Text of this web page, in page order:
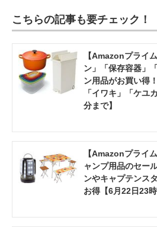
こちらの記事も要チェック！
【Amazonプライ
ン」「保存容器」
ン用品がお買い得
「イワキ」「ケユ
分まで】
【Amazonプライ
ャンプ用品のセー
ンやキャプテンス
お得【6月22日23時